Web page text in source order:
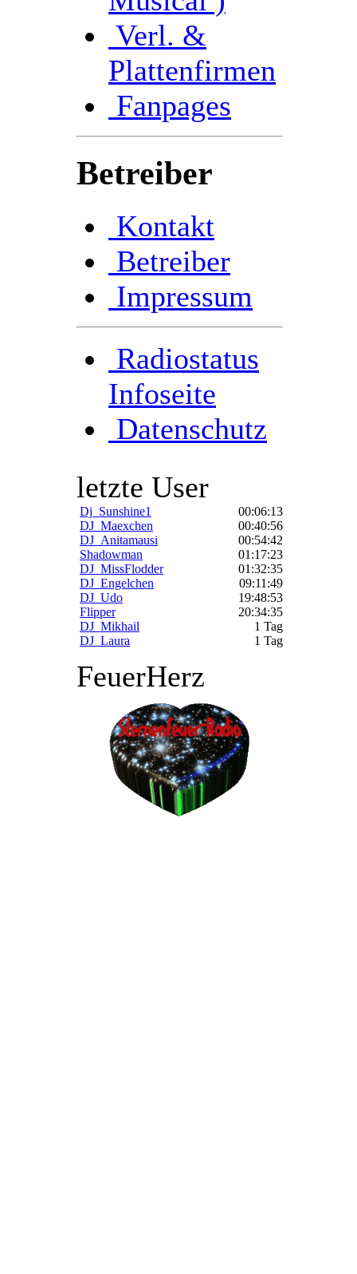
Verl. &
Plattenfirmen
Fanpages
Betreiber
Kontakt
Betreiber
Impressum
Radiostatus
Infoseite
Datenschutz
letzte User
Dj_Sunshine1
00:06:13
DJ_Maexchen
00:40:56
DJ_Anitamausi
00:54:42
Shadowman
01:17:23
DJ_MissFlodder
01:32:35
DJ_Engelchen
09:11:49
DJ_Udo
19:48:53
Flipper
20:34:35
DJ_Mikhail
1 Tag
DJ_Laura
1 Tag
FeuerHerz